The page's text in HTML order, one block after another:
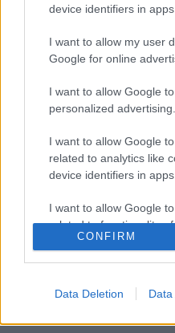
device identifiers in
I want to allow my user
Google for online
I want to allow Google
personalized advertising.
I want to allow Google
related to analytics like
device identifiers in
I want to allow Google
related to functionality of
related to security,
CONFIRM
Data Deletion Data
Προσθέστε στο
πουρέ φράουλας,
την αγκοστούρα.
δευτερόλεπτα.
Σουρώστε σε
πάγο.
σόδα. Γαρνίρετε
φράουλας για
εταιρείες. Αν θέλετε
πολτοποιήστε
λεμονιού.